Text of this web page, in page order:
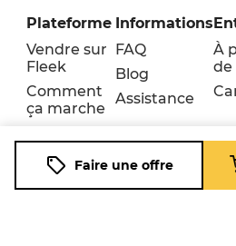
Faire une offre
Plateforme
Vendre sur
Fleek
Comment
ça marche
mobile
Informations
FAQ
Blog
Assistance
À
de